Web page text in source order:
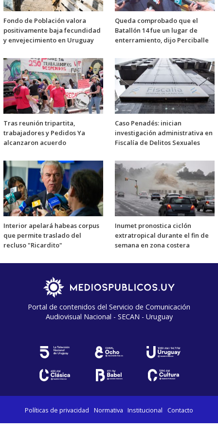
Fondo de Población valora
positivamente baja fecundidad
y envejecimiento en Uruguay
Queda comprobado que el
Batallón 14 fue un lugar de
enterramiento, dijo Perciballe
Tras reunión tripartita,
trabajadores y Pedidos Ya
alcanzaron acuerdo
Caso Penadés: inician
investigación administrativa en
Fiscalía de Delitos Sexuales
Interior apelará habeas corpus
que permite traslado del
recluso "Ricardito"
Inumet pronostica ciclón
extratropical durante el fin de
semana en zona costera
Portal de contenidos del Servicio de Comunicación
Audiovisual Nacional - SECAN - Uruguay
Políticas de privacidad Normativa Institucional Contacto